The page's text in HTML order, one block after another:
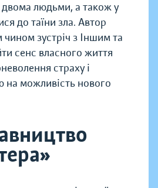
двома людьми, а також у
до таїни зла. Автор
зустріч з Іншим та
сенс власного життя
страху і
на можливість нового